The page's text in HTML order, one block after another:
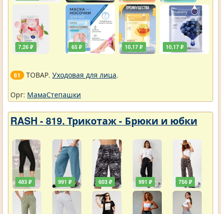
7,26 ₽ 65 ₽ 10,17 ₽ 10,17 ₽
61 ТОВАР. Уходовая для лица.
Орг: МамаСтепашки
RASH - 819. Трикотаж - Брюки и юбки
483 ₽ 991 ₽ 603 ₽ 991 ₽ 756 ₽